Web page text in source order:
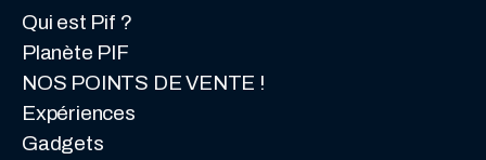
Qui est Pif ?
Planète PIF
NOS POINTS DE VENTE !
Expériences
Gadgets